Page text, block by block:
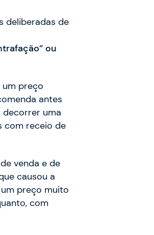
deliberadas de
ou
um preço
antes
decorrer uma
com receio de
venda e de
causou a
preço muito
com